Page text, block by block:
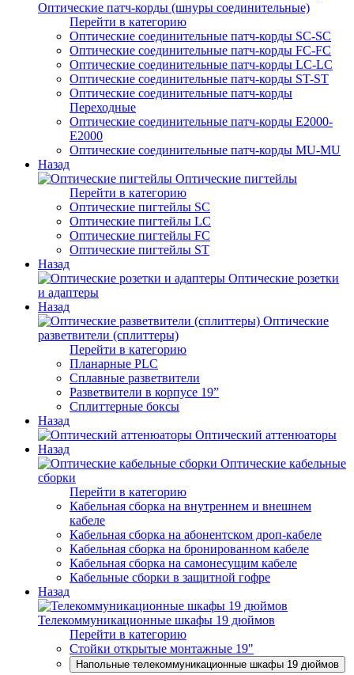
Оптические патч-корды (шнуры соединительные)
Перейти в категорию
Оптические соединительные патч-корды SC-SC
Оптические соединительные патч-корды FC-FC
Оптические соединительные патч-корды LC-LC
Оптические соединительные патч-корды ST-ST
Оптические соединительные патч-корды
Переходные
Оптические соединительные патч-корды E2000-
E2000
Оптические соединительные патч-корды MU-MU
Назад
Оптические пигтейлы
Перейти в категорию
Оптические пигтейлы SC
Оптические пигтейлы LC
Оптические пигтейлы FC
Оптические пигтейлы ST
Назад
Оптические розетки
и адаптеры
Назад
Оптические
разветвители (сплиттеры)
Перейти в категорию
Планарные PLC
Сплавные разветвители
Разветвители в корпусе 19”
Сплиттерные боксы
Назад
Оптический аттенюаторы
Назад
Оптические кабельные
сборки
Перейти в категорию
Кабельная сборка на внутреннем и внешнем
кабеле
Кабельная сборка на абонентском дроп-кабеле
Кабельная сборка на бронированном кабеле
Кабельная сборка на самонесущим кабеле
Кабельные сборки в защитной гофре
Назад
Телекоммуникационные шкафы 19 дюймов
Перейти в категорию
Стойки открытые монтажные 19"
Напольные телекоммуникационные шкафы 19 дюймов